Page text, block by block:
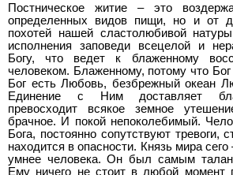
Постническое житие – это
определенных видов пищи, но и от
похотей нашей сластолюбивой
исполнения заповеди всецелой и
Богу, что ведет к блаженному
человеком. Блаженному, потому что
Бог есть Любовь, безбрежный океан
Единение с Ним доставляет
превосходит всякое земное
брачное. И покой непоколебимый.
Бога, постоянно сопутствуют тревоги,
находится в опасности. Князь мира
умнее человека. Он был самым
Ему ничего не стоит в любой момент